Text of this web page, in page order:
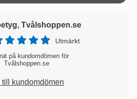
Tvålshoppen.se
Utmärkt
på kundomdömen för
Tvålshoppen.se
till kundomdömen